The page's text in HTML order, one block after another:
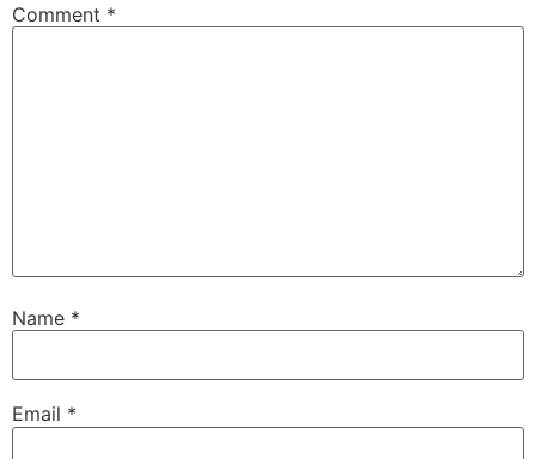
Comment *
Name *
Email *